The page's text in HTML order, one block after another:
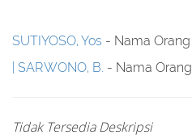
SUTIYOSO, Yos - Nama Orang
SARWONO, B. - Nama Orang
Tidak Tersedia Deskripsi